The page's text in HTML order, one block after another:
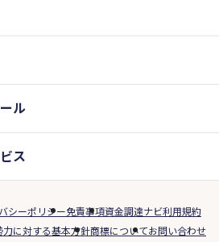
ル
ス
シーポリシー免責事項資金調達ナビ利用規約
力に対する基本方針商標についてお問い合わせ